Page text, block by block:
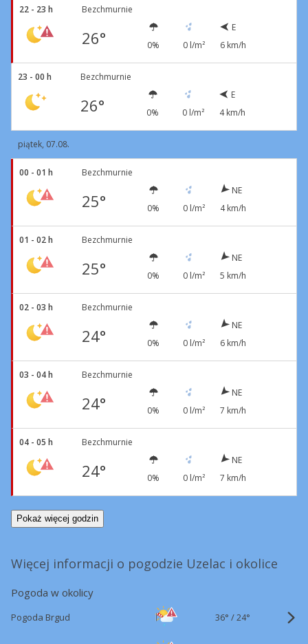
22 - 23 h Bezchmurnie
26° 0% 0 l/m²
E
6 km/h
23 - 00 h Bezchmurnie
26° 0% 0 l/m²
E
4 km/h
piątek, 07.08.
00 - 01 h Bezchmurnie
25° 0% 0 l/m²
NE
4 km/h
01 - 02 h Bezchmurnie
25° 0% 0 l/m²
NE
5 km/h
02 - 03 h Bezchmurnie
24° 0% 0 l/m²
NE
6 km/h
03 - 04 h Bezchmurnie
24° 0% 0 l/m²
NE
7 km/h
04 - 05 h Bezchmurnie
24° 0% 0 l/m²
NE
7 km/h
Pokaż więcej godzin
Więcej informacji o pogodzie Uzelac i okolice
Pogoda w okolicy
Pogoda Brgud 36° /24°